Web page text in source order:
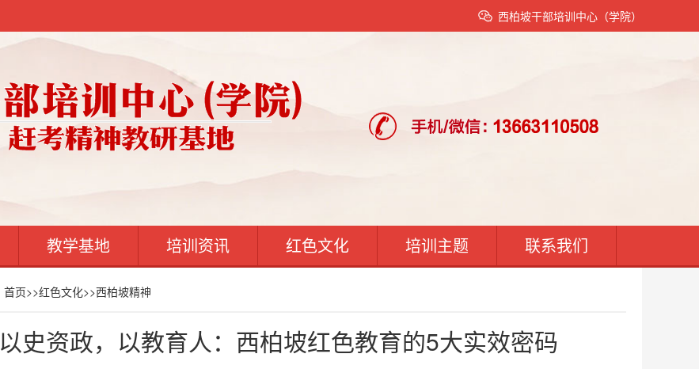
西柏坡干部培训中心（学院）
教学基地 培训资讯 红色文化 培训主题 联系我们
首页>>红色文化>>西柏坡精神
以史资政，以教育人：西柏坡红色教育的5大实效密码